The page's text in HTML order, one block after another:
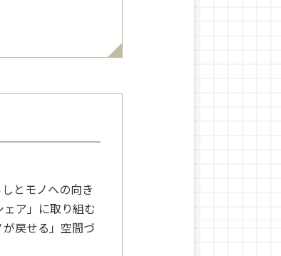
とモノへの向き
ア」に取り組む
戻せる」空間づ